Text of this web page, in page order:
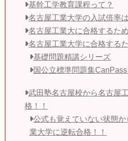
基幹工学教育課程って？
名古屋工業大学の入試倍率
名古屋工業大に合格するた
名古屋工業大学に合格する
基礎問題精講シリーズ
国公立標準問題集
武田塾名古屋校から名古屋
格！！
公式も覚えていない状態
業大学に逆転合格！！